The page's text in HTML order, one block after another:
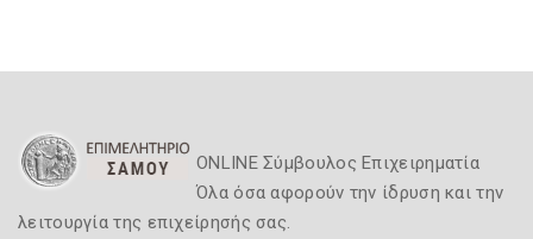
ONLINE Σύμβουλος Επιχειρηματία
Όλα όσα αφορούν την ίδρυση και την
λειτουργία της επιχείρησής σας.